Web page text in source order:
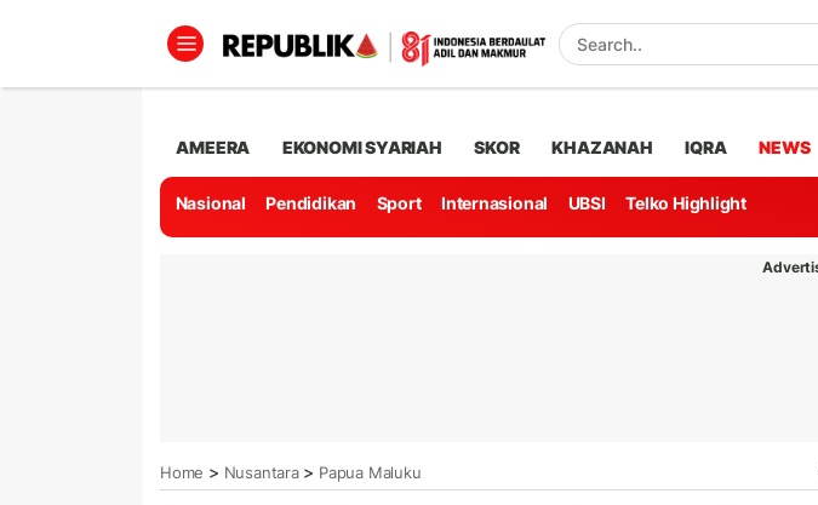
AMEERA EKONOMI SYARIAH SKOR KHAZANAH IQRA NEWS
Nasional Pendidikan Sport Internasional UBSI Telko Highlight
Home > Nusantara> Papua Maluku